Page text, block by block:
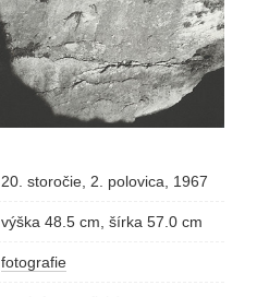
20. storočie, 2. polovica, 1967
výška 48.5 cm, šírka 57.0 cm
fotografie